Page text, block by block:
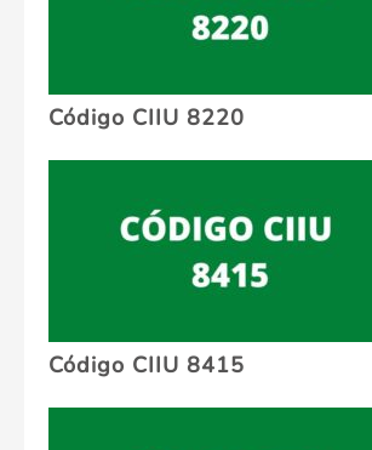
Código CIIU 8220
Código CIIU 8415